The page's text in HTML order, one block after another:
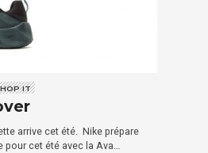
IT
arrive cet été. Nike prépare
pour cet été avec la Ava…